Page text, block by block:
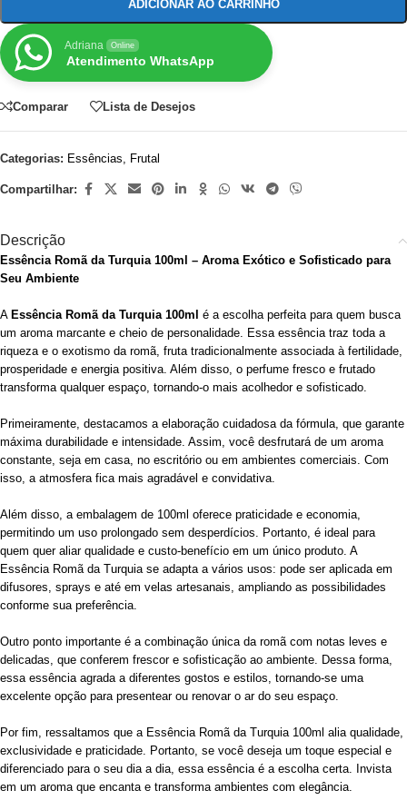
ADICIONAR AO CARRINHO
Adriana Online
Atendimento WhatsApp
Comparar Lista de Desejos
Categorias: Essências, Frutal
Compartilhar:
Descrição
Essência Romã da Turquia 100ml – Aroma Exótico e Sofisticado para
Seu Ambiente
A Essência Romã da Turquia 100ml é a escolha perfeita para quem busca
um aroma marcante e cheio de personalidade. Essa essência traz toda a
riqueza e o exotismo da romã, fruta tradicionalmente associada à fertilidade,
prosperidade e energia positiva. Além disso, o perfume fresco e frutado
transforma qualquer espaço, tornando-o mais acolhedor e sofisticado.
Primeiramente, destacamos a elaboração cuidadosa da fórmula, que garante
máxima durabilidade e intensidade. Assim, você desfrutará de um aroma
constante, seja em casa, no escritório ou em ambientes comerciais. Com
isso, a atmosfera fica mais agradável e convidativa.
Além disso, a embalagem de 100ml oferece praticidade e economia,
permitindo um uso prolongado sem desperdícios. Portanto, é ideal para
quem quer aliar qualidade e custo-benefício em um único produto. A
Essência Romã da Turquia se adapta a vários usos: pode ser aplicada em
difusores, sprays e até em velas artesanais, ampliando as possibilidades
conforme sua preferência.
Outro ponto importante é a combinação única da romã com notas leves e
delicadas, que conferem frescor e sofisticação ao ambiente. Dessa forma,
essa essência agrada a diferentes gostos e estilos, tornando-se uma
excelente opção para presentear ou renovar o ar do seu espaço.
Por fim, ressaltamos que a Essência Romã da Turquia 100ml alia qualidade,
exclusividade e praticidade. Portanto, se você deseja um toque especial e
diferenciado para o seu dia a dia, essa essência é a escolha certa. Invista
em um aroma que encanta e transforma ambientes com elegância.